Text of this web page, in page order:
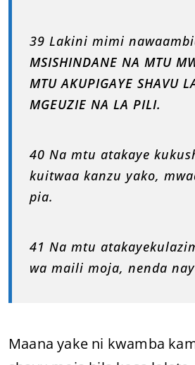
39 Lakini mimi
MSISHINDANE NA MTU
MTU AKUPIGAYE SHAVU
MGEUZIE NA LA PILI.
40 Na mtu atakaye
kuitwaa kanzu yako,
pia.
41 Na mtu
wa maili moja, nenda
Maana yake ni kwamba